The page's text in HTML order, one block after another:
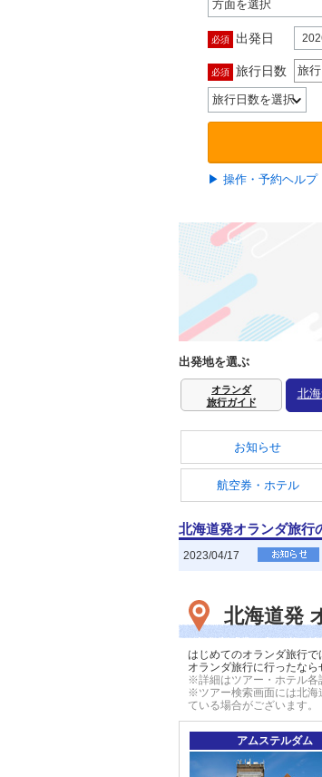
必須 出発日
必須 旅行日数 旅
▶ 操作・予約ヘルプ
出発地を選ぶ
オランダ
旅行ガイド
北
お知らせ
航空券・ホテル
北海道発オランダ旅行
2023/04/17
北海道発
はじめてのオランダ旅行で
オランダ旅行に行ったな
※詳細はツアー・ホテル各
※ツアー検索画面には北海
ている場合がございます 。
アムステルダム